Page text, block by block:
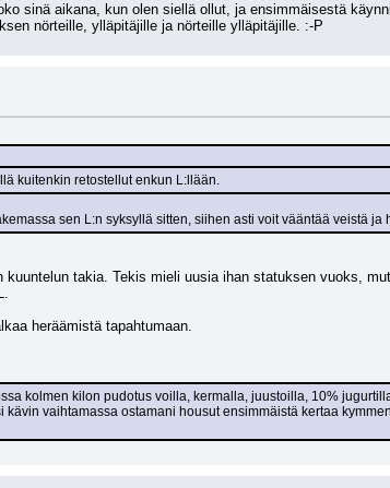
sinä aikana, kun olen siellä ollut, ja ensimmäisestä
nörteille, ylläpitäjille ja nörteille ylläpitäjille. :-P
kuitenkin retostellut enkun L:llään.
sen L:n syksyllä sitten, siihen asti voit vääntää veistä
kuuntelun takia. Tekis mieli uusia ihan statuksen vuoks,
heräämistä tapahtumaan.
kolmen kilon pudotus voilla, kermalla, juustoilla, 10%
vaihtamassa ostamani housut ensimmäistä kertaa